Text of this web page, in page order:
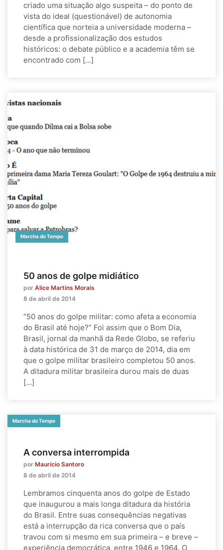
criado uma situação algo suspeita – do ponto de
vista do ideal (questionável) de autonomia
científica que norteia a universidade moderna –
desde a profissionalização dos estudos
históricos: o debate público e a academia têm se
encontrado com […]
Marcha do Tempo
50 anos de golpe midiático
por Alice Martins Morais
8 de abril de 2014
“50 anos do golpe militar: como afeta a economia
do Brasil até hoje?” Foi assim que o Bom Dia,
Brasil, jornal da manhã da Rede Globo, se referiu
à data histórica de 31 de março de 2014, dia em
que o golpe militar brasileiro completou 50 anos.
A ditadura militar brasileira durou mais de duas
[…]
Marcha do Tempo
A conversa interrompida
por Maurício Santoro
8 de abril de 2014
Lembramos cinquenta anos do golpe de Estado
que inaugurou a mais longa ditadura da história
do Brasil. Entre suas consequências negativas
está a interrupção da rica conversa que o país
travou com si mesmo em sua primeira – e breve –
experiência democrática, entre 1946 e 1964. O